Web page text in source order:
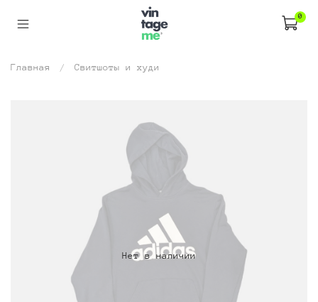
0
Главная Свитшоты и худи
Нет в наличии